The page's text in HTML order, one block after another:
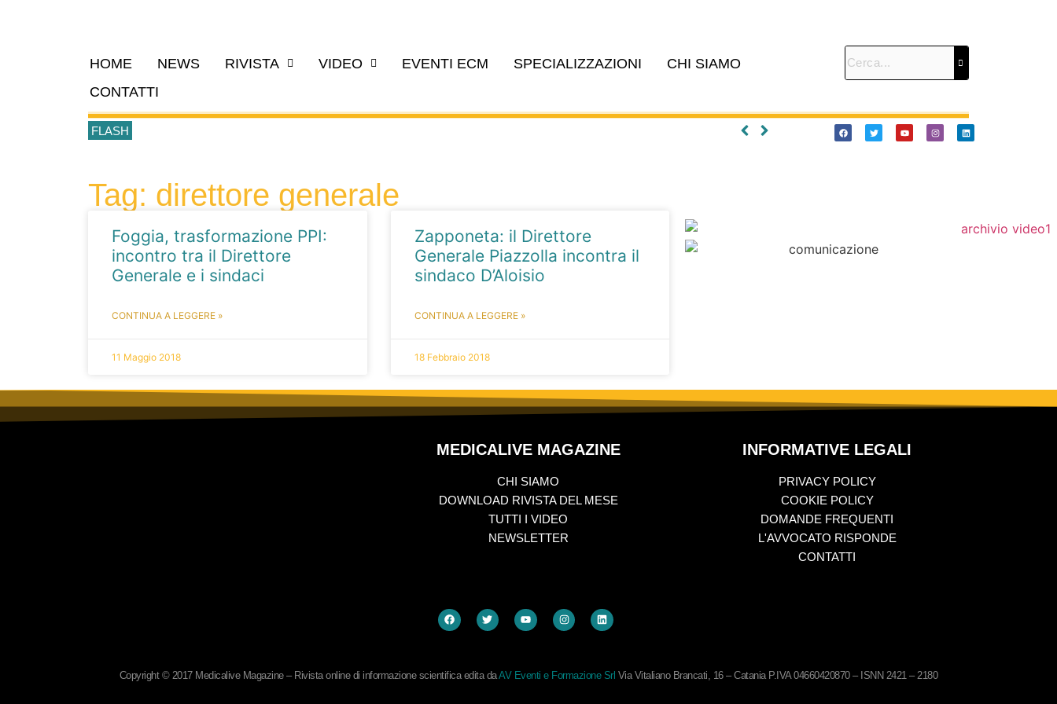
HOME NEWS RIVISTA VIDEO EVENTI ECM SPECIALIZZAZIONI
CHI SIAMO
CONTATTI
FLASH
Tag: direttore generale
Foggia, trasformazione PPI:
incontro tra il Direttore
Generale e i sindaci
CONTINUA A LEGGERE »
11 Maggio 2018
Zapponeta: il Direttore
Generale Piazzolla incontra il
sindaco D’Aloisio
CONTINUA A LEGGERE »
18 Febbraio 2018
MEDICALIVE MAGAZINE
CHI SIAMO
DOWNLOAD RIVISTA DEL MESE
TUTTI I VIDEO
NEWSLETTER
INFORMATIVE LEGALI
PRIVACY POLICY
COOKIE POLICY
DOMANDE FREQUENTI
L'AVVOCATO RISPONDE
CONTATTI
Copyright © 2017 Medicalive Magazine – Rivista online di informazione scientifica edita daAV Eventi e Formazione Srl Via Vitaliano Brancati, 16 – Catania P.IVA 04660420870 – ISNN 2421 – 2180